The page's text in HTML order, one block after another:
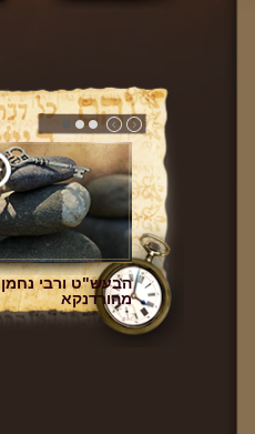
הבעש"ט ורבי נחמן
מהורדנקא
לדרוש